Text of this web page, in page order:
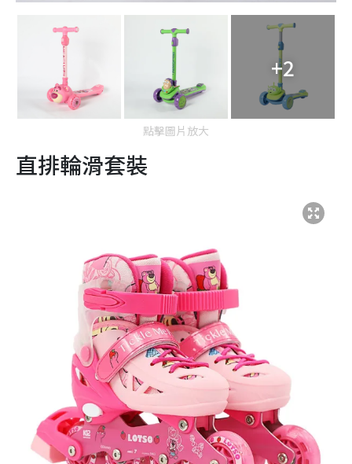
+2
點擊圖片放大
直排輪滑套裝